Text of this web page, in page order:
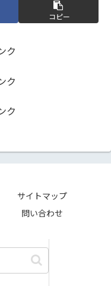
コピー
ク
ク
ク
サイトマップ
問い合わせ